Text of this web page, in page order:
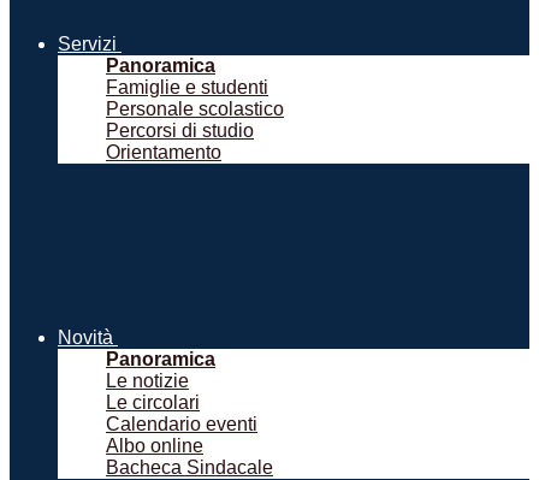
Servizi
Panoramica
Famiglie e studenti
Personale scolastico
Percorsi di studio
Orientamento
Novità
Panoramica
Le notizie
Le circolari
Calendario eventi
Albo online
Bacheca Sindacale